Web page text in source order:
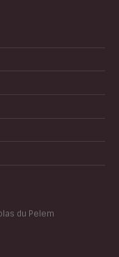
du Pelem